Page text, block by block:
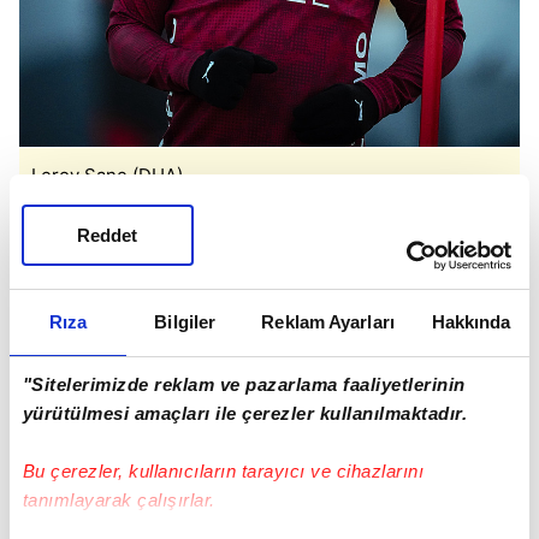
Rıza Bilgiler Reklam Ayarları Hakkında
"Sitelerimizde reklam ve pazarlama faaliyetlerinin
yürütülmesi amaçları ile çerezler kullanılmaktadır.
Bu çerezler, kullanıcıların tarayıcı ve cihazlarını
tanımlayarak çalışırlar.
Reddet
Leroy Sane (DHA)
ANTRENMANDA TAKTİK AĞIRLIKLI ÇALIŞMA
Isınmanın ardından futbolcular iki grup halinde
8'e 2 pas çalışması yaptı. Antrenmanın son
bölümünde ise karşılaşmaya yönelik taktik
organizasyonlar üzerinde duruldu. Teknik
heyetin, maç planına dair detayları oyunculara
aktardığı gözlendi.